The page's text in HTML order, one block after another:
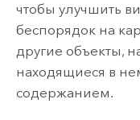
чтобы улучшить
беспорядок на
другие объекты,
находящиеся в
содержанием.